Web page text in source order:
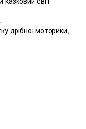
дрібної моторики,